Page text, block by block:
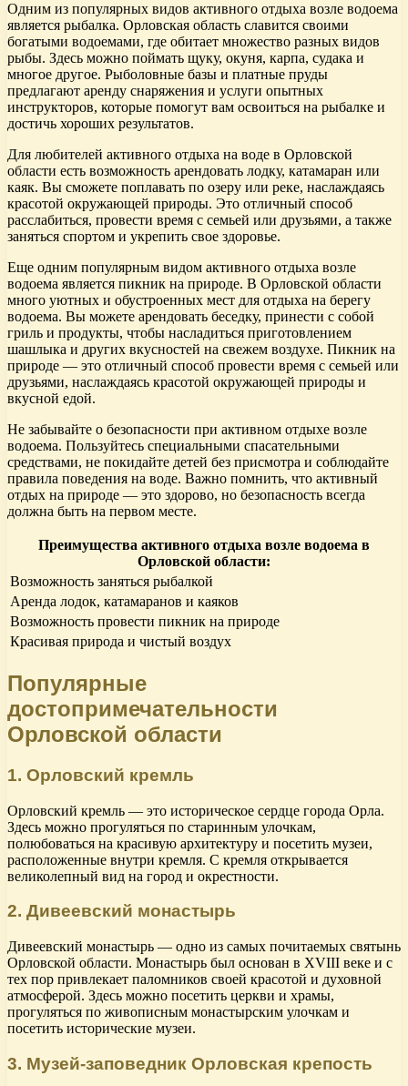
Одним из популярных видов активного отдыха возле водоема
является рыбалка. Орловская область славится своими
богатыми водоемами, где обитает множество разных видов
рыбы. Здесь можно поймать щуку, окуня, карпа, судака и
многое другое. Рыболовные базы и платные пруды
предлагают аренду снаряжения и услуги опытных
инструкторов, которые помогут вам освоиться на рыбалке и
достичь хороших результатов.
Для любителей активного отдыха на воде в Орловской
области есть возможность арендовать лодку, катамаран или
каяк. Вы сможете поплавать по озеру или реке, наслаждаясь
красотой окружающей природы. Это отличный способ
расслабиться, провести время с семьей или друзьями, а также
заняться спортом и укрепить свое здоровье.
Еще одним популярным видом активного отдыха возле
водоема является пикник на природе. В Орловской области
много уютных и обустроенных мест для отдыха на берегу
водоема. Вы можете арендовать беседку, принести с собой
гриль и продукты, чтобы насладиться приготовлением
шашлыка и других вкусностей на свежем воздухе. Пикник на
природе — это отличный способ провести время с семьей или
друзьями, наслаждаясь красотой окружающей природы и
вкусной едой.
Не забывайте о безопасности при активном отдыхе возле
водоема. Пользуйтесь специальными спасательными
средствами, не покидайте детей без присмотра и соблюдайте
правила поведения на воде. Важно помнить, что активный
отдых на природе — это здорово, но безопасность всегда
должна быть на первом месте.
Преимущества активного отдыха возле водоема в
Орловской области:
Возможность заняться рыбалкой
Аренда лодок, катамаранов и каяков
Возможность провести пикник на природе
Красивая природа и чистый воздух
Популярные
достопримечательности
Орловской области
1. Орловский кремль
Орловский кремль — это историческое сердце города Орла.
Здесь можно прогуляться по старинным улочкам,
полюбоваться на красивую архитектуру и посетить музеи,
расположенные внутри кремля. С кремля открывается
великолепный вид на город и окрестности.
2. Дивеевский монастырь
Дивеевский монастырь — одно из самых почитаемых святынь
Орловской области. Монастырь был основан в XVIII веке и с
тех пор привлекает паломников своей красотой и духовной
атмосферой. Здесь можно посетить церкви и храмы,
прогуляться по живописным монастырским улочкам и
посетить исторические музеи.
3. Музей-заповедник Орловская крепость